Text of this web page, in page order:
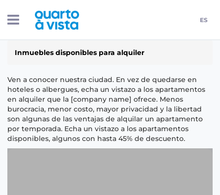
ES
Inmuebles disponibles para alquiler
Ven a conocer nuestra ciudad. En vez de quedarse en
hoteles o albergues, echa un vistazo a los apartamentos
en alquiler que la [company name] ofrece. Menos
burocracia, menor costo, mayor privacidad y la libertad
son algunas de las ventajas de alquilar un apartamento
por temporada. Echa un vistazo a los apartamentos
disponibles, algunos con hasta 45% de descuento.